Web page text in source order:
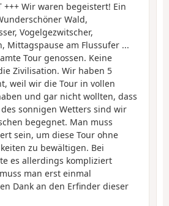
+++ Wir waren begeistert! Ein
Wald,
Vogelgezwitscher,
Mittagspause am Flussufer ...
Tour genossen. Keine
Zivilisation. Wir haben 5
weil wir die Tour in vollen
und gar nicht wollten, dass
des sonnigen Wetters sind wir
begegnet. Man muss
sein, um diese Tour ohne
zu bewältigen. Bei
es allerdings kompliziert
man erst einmal
Dank an den Erfinder dieser